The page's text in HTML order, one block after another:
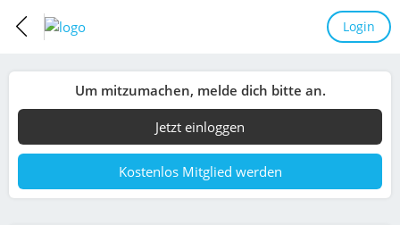
Login
Um mitzumachen, melde dich bitte an.
Jetzt einloggen
Kostenlos Mitglied werden